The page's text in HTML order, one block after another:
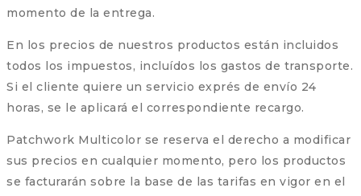
momento de la entrega.
En los precios de nuestros productos están incluidos
todos los impuestos, incluídos los gastos de transporte.
Si el cliente quiere un servicio exprés de envío 24
horas, se le aplicará el correspondiente recargo.
Patchwork Multicolor se reserva el derecho a modificar
sus precios en cualquier momento, pero los productos
se facturarán sobre la base de las tarifas en vigor en el